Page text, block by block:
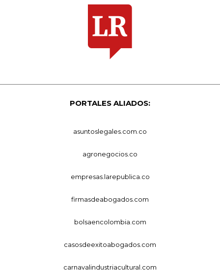
PORTALES ALIADOS:
asuntoslegales.com.co
agronegocios.co
empresas.larepublica.co
firmasdeabogados.com
bolsaencolombia.com
casosdeexitoabogados.com
carnavalindustriacultural.com